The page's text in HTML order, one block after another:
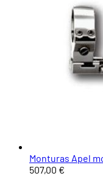
Monturas Apel
507,00 €